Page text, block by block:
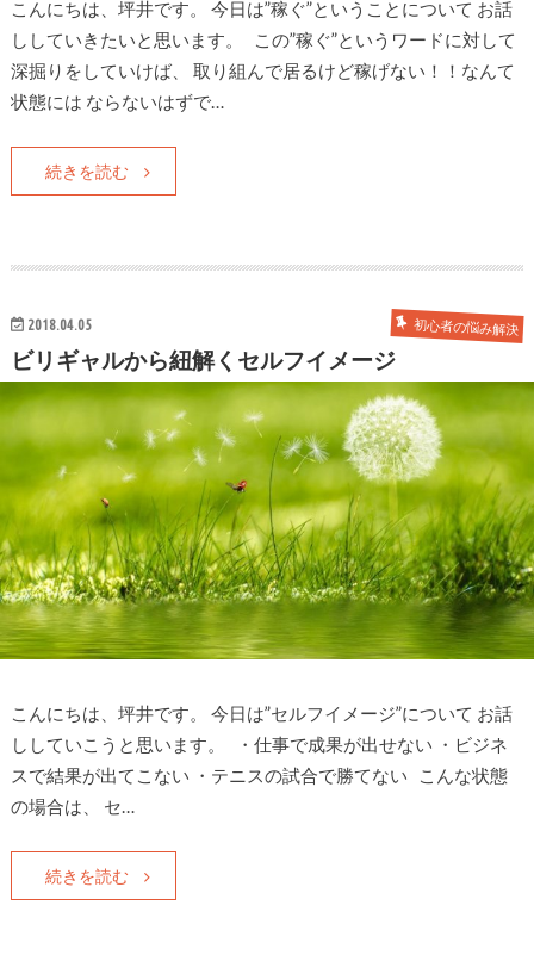
こんにちは、坪井です。 今日は”稼ぐ”ということについて お話
ししていきたいと思います。 この”稼ぐ”というワードに対して
深掘りをしていけば、 取り組んで居るけど稼げない！！なんて
状態には ならないはずで…
続きを読む
2018.04.05 初心者の悩み解決
ビリギャルから紐解くセルフイメージ
こんにちは、坪井です。 今日は”セルフイメージ”について お話
ししていこうと思います。 ・仕事で成果が出せない ・ビジネ
スで結果が出てこない ・テニスの試合で勝てない こんな状態
の場合は、 セ…
続きを読む